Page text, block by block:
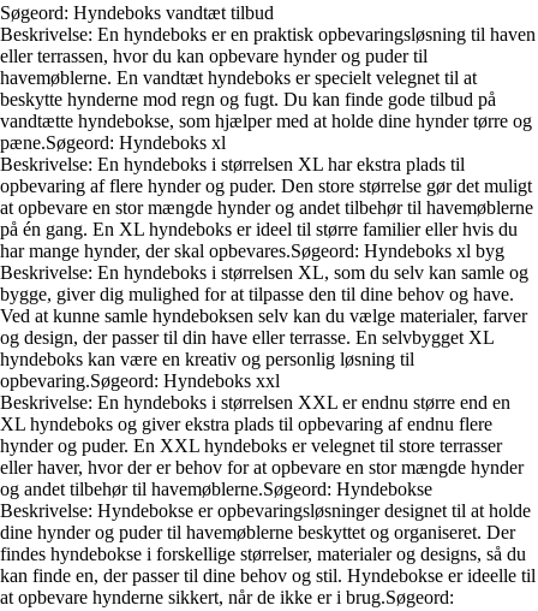
Søgeord: Hyndeboks vandtæt tilbud
Beskrivelse: En hyndeboks er en praktisk opbevaringsløsning til haven
eller terrassen, hvor du kan opbevare hynder og puder til
havemøblerne. En vandtæt hyndeboks er specielt velegnet til at
beskytte hynderne mod regn og fugt. Du kan finde gode tilbud på
vandtætte hyndebokse, som hjælper med at holde dine hynder tørre og
pæne.Søgeord: Hyndeboks xl
Beskrivelse: En hyndeboks i størrelsen XL har ekstra plads til
opbevaring af flere hynder og puder. Den store størrelse gør det muligt
at opbevare en stor mængde hynder og andet tilbehør til havemøblerne
på én gang. En XL hyndeboks er ideel til større familier eller hvis du
har mange hynder, der skal opbevares.Søgeord: Hyndeboks xl byg
Beskrivelse: En hyndeboks i størrelsen XL, som du selv kan samle og
bygge, giver dig mulighed for at tilpasse den til dine behov og have.
Ved at kunne samle hyndeboksen selv kan du vælge materialer, farver
og design, der passer til din have eller terrasse. En selvbygget XL
hyndeboks kan være en kreativ og personlig løsning til
opbevaring.Søgeord: Hyndeboks xxl
Beskrivelse: En hyndeboks i størrelsen XXL er endnu større end en
XL hyndeboks og giver ekstra plads til opbevaring af endnu flere
hynder og puder. En XXL hyndeboks er velegnet til store terrasser
eller haver, hvor der er behov for at opbevare en stor mængde hynder
og andet tilbehør til havemøblerne.Søgeord: Hyndebokse
Beskrivelse: Hyndebokse er opbevaringsløsninger designet til at holde
dine hynder og puder til havemøblerne beskyttet og organiseret. Der
findes hyndebokse i forskellige størrelser, materialer og designs, så du
kan finde en, der passer til dine behov og stil. Hyndebokse er ideelle til
at opbevare hynderne sikkert, når de ikke er i brug.Søgeord: